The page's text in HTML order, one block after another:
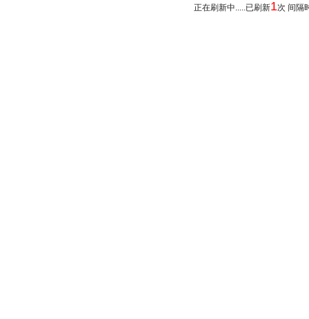
正在刷新中.....已刷新1次 间隔